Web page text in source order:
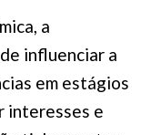
a
influenciar a
em estágios
interesses e